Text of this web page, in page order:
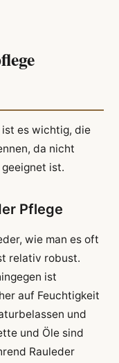
ist es wichtig, die
da nicht
ist.
Pflege
wie man es oft
relativ robust.
ist
auf Feuchtigkeit
und
und Öle sind
Rauleder